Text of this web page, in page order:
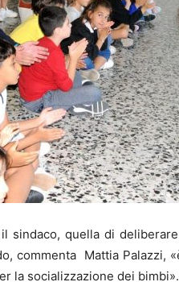
il sindaco, quella di
commenta Mattia Palazzi,
la socializzazione dei bimbi».